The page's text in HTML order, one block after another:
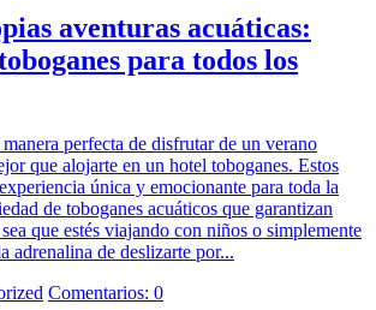
aventuras acuáticas:
para todos los
perfecta de disfrutar de un verano
que alojarte en un hotel toboganes. Estos
única y emocionante para toda la
de toboganes acuáticos que garantizan
que estés viajando con niños o simplemente
adrenalina de deslizarte por...
Comentarios: 0